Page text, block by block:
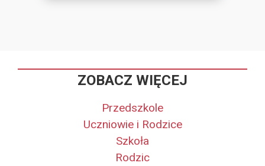
ZOBACZ WIĘCEJ
Przedszkole
Uczniowie i Rodzice
Szkoła
Rodzic